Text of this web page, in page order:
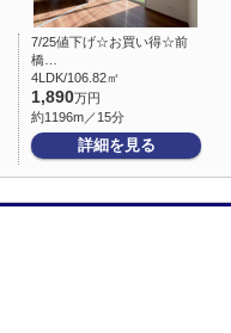
7/25値下げ☆お買い得☆前
橋…
4LDK/106.82㎡
1,890万円
約1196m／15分
詳細を見る